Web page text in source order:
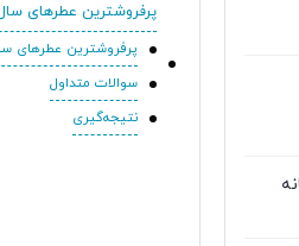
پرفروشترین عطرهای سال
پرفروشترین عطرهای
سوالات متداول
نتیجه‌گیری